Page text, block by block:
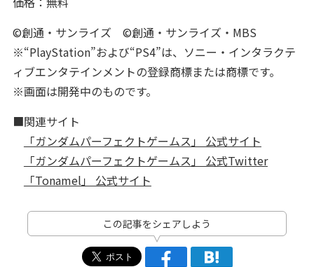
©創通・サンライズ ©創通・サンライズ・MBS
※“PlayStation”および“PS4”は、ソニー・インタラクテ
ィブエンタテインメントの登録商標または商標です。
※画面は開発中のものです。
■関連サイト
「ガンダムパーフェクトゲームス」 公式サイト
「ガンダムパーフェクトゲームス」 公式Twitter
「Tonamel」 公式サイト
この記事をシェアしよう